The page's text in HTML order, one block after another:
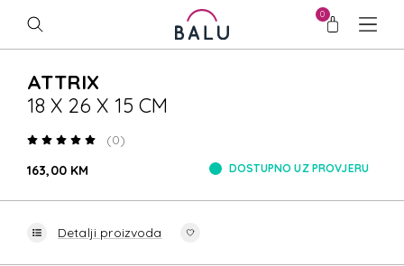
0
ATTRIX
18 X 26 X 15 CM
(0)
163,00 KM
DOSTUPNO UZ PROVJERU
Detalji proizvoda